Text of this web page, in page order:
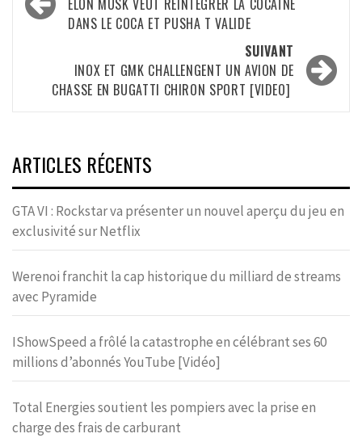
d’articleELON MUSK VEUT RÉINTÉGRER LA COCAÏNE
DANS LE COCA ET PUSHA T VALIDE
SUIVANT
INOX ET GMK CHALLENGENT UN AVION DE
CHASSE EN BUGATTI CHIRON SPORT [VIDEO]
ARTICLES RÉCENTS
GTA VI : Rockstar va présenter un nouvel aperçu du jeu en
exclusivité sur Netflix
Werenoi franchit la cap historique du milliard de streams
avec Pyramide
IShowSpeed a frôlé la catastrophe en célébrant ses 60
millions d’abonnés YouTube [Vidéo]
Total Energies soutient les pompiers avec la prise en
charge des frais de carburant